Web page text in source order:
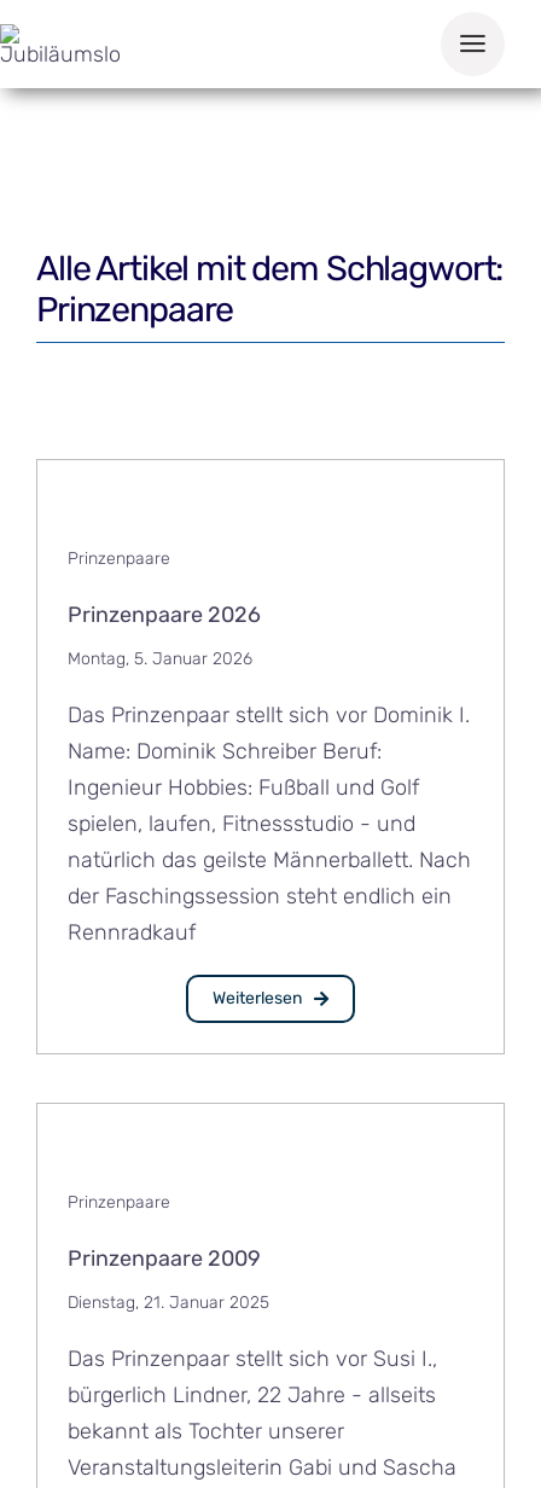
Inhalt
springen
Alle Artikel mit dem Schlagwort:
Prinzenpaare
Prinzenpaare
Prinzenpaare 2026
Montag, 5. Januar 2026
Das Prinzenpaar stellt sich vor Dominik I.
Name: Dominik Schreiber Beruf:
Ingenieur Hobbies: Fußball und Golf
spielen, laufen, Fitnessstudio - und
natürlich das geilste Männerballett. Nach
der Faschingssession steht endlich ein
Rennradkauf
Weiterlesen
Prinzenpaare
Prinzenpaare 2009
Dienstag, 21. Januar 2025
Das Prinzenpaar stellt sich vor Susi I.,
bürgerlich Lindner, 22 Jahre - allseits
bekannt als Tochter unserer
Veranstaltungsleiterin Gabi und Sascha